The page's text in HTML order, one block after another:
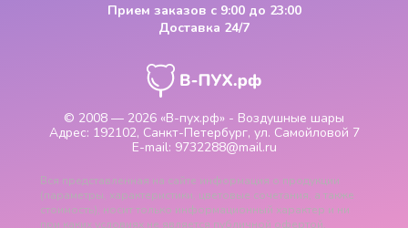
© 2008 — 2026 «В-пух.рф» - Воздушные шары
Адрес: 192102, Санкт-Петербург, ул. Самойловой 7
E-mail: 9732288@mail.ru
Прием заказов с 9:00 до 23:00
Доставка 24/7
Вся представленная на сайте информация о продукции
(параметры, характеристики, цветовые сочетания, а также
стоимость), носит только информационный характер и ни
при каких условиях не является публичной офертой,